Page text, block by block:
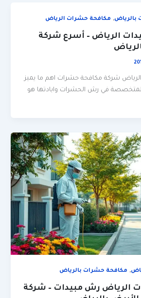
بالرياض, مكافحة حشرات الرياض
الرياض – أسرع شركة
شركة مكافحة حشرات اهم ما يميز
في رش الحشرات وابادتها هو
, مكافحة حشرات بالرياض
الرياض رش مبيدات – شركة